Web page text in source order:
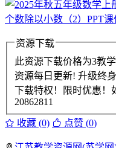
资源下载
此资源下载价格为3教
资源每日更新! 升级终
下载特权！限时优惠！
20862811
收藏 (0) 点赞 (0)